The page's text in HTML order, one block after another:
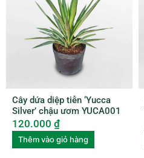
Cây dứa diệp tiễn ‘Yucca
Silver’ chậu ươm YUCA001
120.000 ₫
Thêm vào giỏ hàng